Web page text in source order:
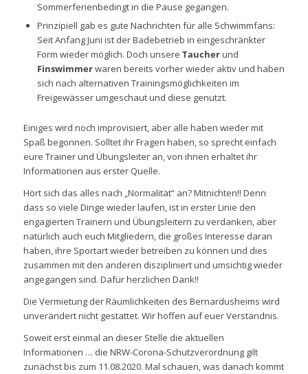
Sommerferienbedingt in die Pause gegangen.
Prinzipiell gab es gute Nachrichten für alle Schwimmfans:
Seit Anfang Juni ist der Badebetrieb in eingeschränkter
Form wieder möglich. Doch unsere Taucherund
Finswimmerwaren bereits vorher wieder aktiv und haben
sich nach alternativen Trainingsmöglichkeiten im
Freigewässer umgeschaut und diese genutzt.
Einiges wird noch improvisiert, aber alle haben wieder mit
Spaß begonnen. Solltet ihr Fragen haben, so sprecht einfach
eure Trainer und Übungsleiter an, von ihnen erhaltet ihr
Informationen aus erster Quelle.
Hört sich das alles nach „Normalität“ an? Mitnichten!! Denn
dass so viele Dinge wieder laufen, ist in erster Linie den
engagierten Trainern und Übungsleitern zu verdanken, aber
natürlich auch euch Mitgliedern, die großes Interesse daran
haben, ihre Sportart wieder betreiben zu können und dies
zusammen mit den anderen diszipliniert und umsichtig wieder
angegangen sind. Dafür herzlichen Dank!!
Die Vermietung der Räumlichkeiten des Bernardusheims wird
unverändert nicht gestattet. Wir hoffen auf euer Verständnis.
Soweit erst einmal an dieser Stelle die aktuellen
Informationen … die NRW-Corona-Schutzverordnung gilt
zunächst bis zum 11.08.2020. Mal schauen, was danach kommt